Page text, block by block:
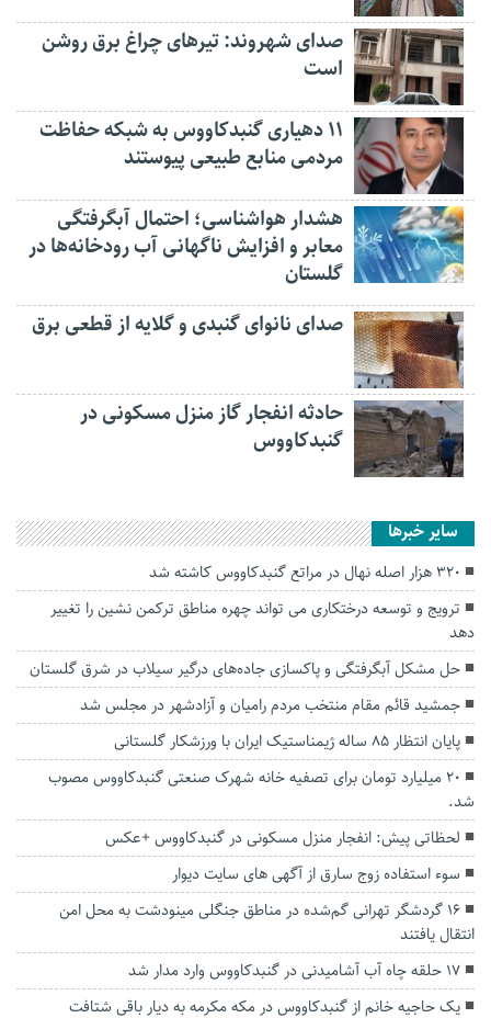
صدای شهروند: تیرهای چراغ برق روشن
است
۱۱ دهیاری گنبدکاووس به شبکه حفاظت
مردمی منابع طبیعی پیوستند
هشدار هواشناسی؛ احتمال آبگرفتگی
معابر و افزایش ناگهانی آب رودخانه‌ها در
گلستان
صدای نانوای گنبدی و گلایه از قطعی برق
حادثه انفجار گاز منزل مسکونی در
گنبدکاووس
سایر خبرها
۳۲۰ هزار اصله نهال در مراتع گنبدکاووس کاشته شد
ترویج و توسعه درختکاری می تواند چهره مناطق ترکمن نشین را تغییر
دهد
حل مشکل آبگرفتگی و پاکسازی جاده‌های درگیر سیلاب در شرق گلستان
جمشید قائم مقام منتخب مردم رامیان و آزادشهر در مجلس شد
پایان انتظار ۸۵ ساله ژیمناستیک ایران با ورزشکار گلستانی
۲۰ میلیارد تومان برای تصفیه خانه شهرک صنعتی گنبدکاووس مصوب
شد.
لحظاتی پیش: انفجار منزل مسکونی در گنبدکاووس +عکس
سوء استفاده زوج سارق از آگهی های سایت دیوار
۱۶ گردشگر تهرانی گم‌شده در مناطق جنگلی مینودشت به محل امن
انتقال یافتند
۱۷ حلقه چاه آب آشامیدنی در گنبدکاووس وارد مدار شد
یک حاجیه خانم از گنبدکاووس در مکه مکرمه به دیار باقی شتافت